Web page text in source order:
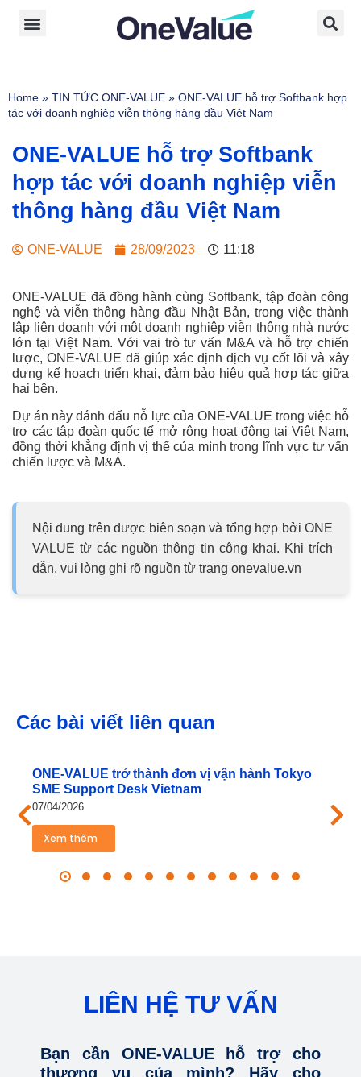
Home » TIN TỨC ONE-VALUE » ONE-VALUE hỗ trợ Softbank hợp
tác với doanh nghiệp viễn thông hàng đầu Việt Nam
ONE-VALUE hỗ trợ Softbank
hợp tác với doanh nghiệp viễn
thông hàng đầu Việt Nam
ONE-VALUE 28/09/2023 11:18
ONE-VALUE đã đồng hành cùng Softbank, tập đoàn công
nghệ và viễn thông hàng đầu Nhật Bản, trong việc thành
lập liên doanh với một doanh nghiệp viễn thông nhà nước
lớn tại Việt Nam. Với vai trò tư vấn M&A và hỗ trợ chiến
lược, ONE-VALUE đã giúp xác định dịch vụ cốt lõi và xây
dựng kế hoạch triển khai, đảm bảo hiệu quả hợp tác giữa
hai bên.
Dự án này đánh dấu nỗ lực của ONE-VALUE trong việc hỗ
trợ các tập đoàn quốc tế mở rộng hoạt động tại Việt Nam,
đồng thời khẳng định vị thế của mình trong lĩnh vực tư vấn
chiến lược và M&A.
Nội dung trên được biên soạn và tổng hợp bởi ONE
VALUE từ các nguồn thông tin công khai. Khi trích
dẫn, vui lòng ghi rõ nguồn từ trang onevalue.vn
Các bài viết liên quan
ONE‑VALUE trở thành đơn vị vận hành Tokyo
SME Support Desk Vietnam
07/04/2026
Xem thêm
LIÊN HỆ TƯ VẤN
Bạn cần ONE-VALUE hỗ trợ cho
thương vụ của mình? Hãy cho